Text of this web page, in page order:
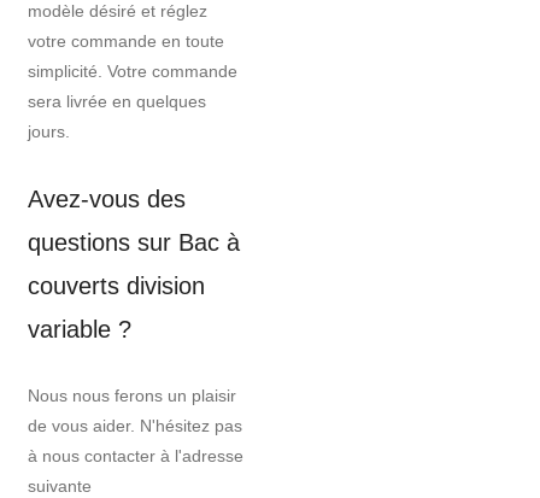
modèle désiré et réglez
votre commande en toute
simplicité. Votre commande
sera livrée en quelques
jours.
Avez-vous des
questions sur Bac à
couverts division
variable ?
Nous nous ferons un plaisir
de vous aider. N'hésitez pas
à nous contacter à l'adresse
suivante